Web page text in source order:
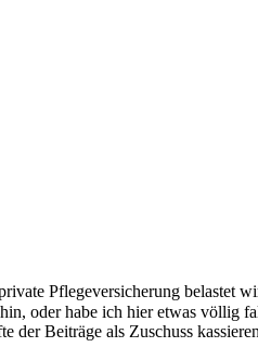
Pflegeversicherung belastet
oder habe ich hier etwas völlig
der Beiträge als Zuschuss